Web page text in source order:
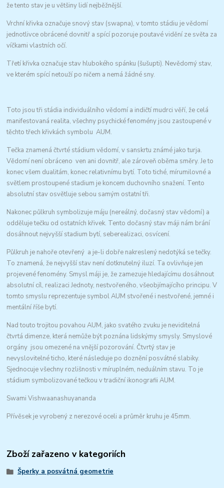
že tento stav je u většiny lidí nejběžnější.
Vrchní křivka označuje snový stav (swapna), v tomto stádiu je vědomí
jednotlivce obrácené dovnitř a spící pozoruje poutavé vidění ze světa za
víčkami vlastních očí.
Třetí křivka označuje stav hlubokého spánku (šušupti). Nevědomý stav,
ve kterém spící netouží po ničem a nemá žádné sny.
Toto jsou tři stádia individuálního vědomí a indičtí mudrci věří, že celá
manifestovaná realita, všechny psychické fenomény jsou zastoupené v
těchto třech křivkách symbolu AUM.
Tečka znamená čtvrté stádium vědomí, v sanskrtu známé jako turja.
Vědomí není obráceno ven ani dovnitř, ale zároveň oběma směry. Je to
konec všem dualitám, konec relativnímu bytí. Toto tiché, mírumilovné a
světlem prostoupené stadium je koncem duchovního snažení. Tento
absolutní stav osvětluje sebou samým ostatní tři.
Nakonec půlkruh symbolizuje máju (nereálný, dočasný stav vědomí) a
odděluje tečku od ostatních křivek. Tento dočasný stav máji nám brání
dosáhnout nejvyšší stadium bytí, seberealizaci, osvícení.
Půlkruh je nahoře otevřený a je-li dobře nakreslený nedotýká se tečky.
To znamená, že nejvyšší stav není dotknutelný iluzí. Ta ovlivňuje jen
projevené fenomény. Smysl máji je, že zamezuje hledajícímu dosáhnout
absolutní cíl, realizaci Jednoty, nestvořeného, všeobjímajícího principu. V
tomto smyslu reprezentuje symbol AUM stvořené i nestvořené, jemné i
mentální říše bytí.
Nad touto trojitou povahou AUM, jako svatého zvuku je neviditelná
čtvrtá dimenze, která nemůže být poznána lidskýmy smysly. Smyslové
orgány jsou omezené na vnější pozorování. Čtvrtý stav je
nevyslovitelné ticho, které následuje po doznění posvátné slabiky.
Sjednocuje všechny rozlišnosti v míruplném, neduálním stavu. To je
stádium symbolizované tečkou v tradiční ikonografii AUM.
Swami Vishwaanashuyananda
Přívěsek je vyrobený z nerezové oceli a průměr kruhu je 45mm.
Zboží zařazeno v kategoriích
Šperky a posvátná geometrie